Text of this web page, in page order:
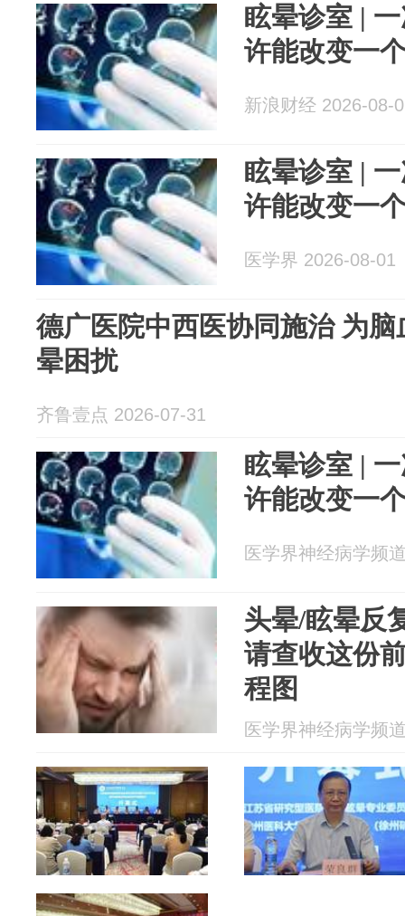
眩晕诊室 |
许能改变一
新浪财经 2026-08-
眩晕诊室 |
许能改变一
医学界 2026-08-01
德广医院中西医协同施治 为
晕困扰
齐鲁壹点 2026-07-31
眩晕诊室 |
许能改变一
医学界神经病学频
头晕/眩晕反
请查收这份
程图
医学界神经病学频